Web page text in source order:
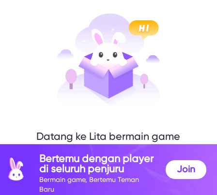
Datang ke Lita bermain game
denganku
Bertemu dengan player
di seluruh penjuru
Bermain game, Bertemu Teman
Baru
Join